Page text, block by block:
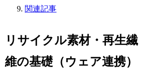
関連記事
リサイクル素材・再生繊
維の基礎（ウェア連携）